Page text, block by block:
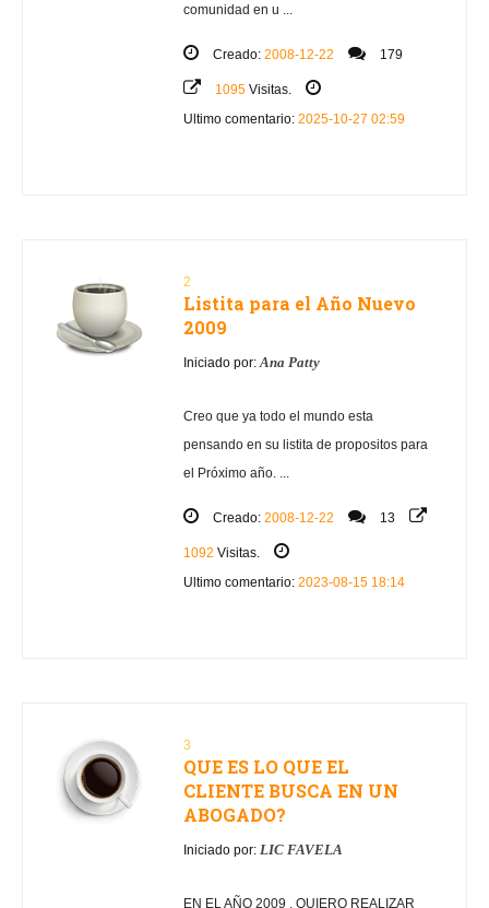
comunidad en u ...
Creado: 2008-12-22 179
1095 Visitas.
Ultimo comentario: 2025-10-27 02:59
2
Listita para el Año Nuevo
2009
Iniciado por:Ana Patty
Creo que ya todo el mundo esta
pensando en su listita de propositos para
el Próximo año. ...
Creado: 2008-12-22 13
1092 Visitas.
Ultimo comentario: 2023-08-15 18:14
3
QUE ES LO QUE EL
CLIENTE BUSCA EN UN
ABOGADO?
Iniciado por: LIC FAVELA
EN EL AÑO 2009 , QUIERO REALIZAR